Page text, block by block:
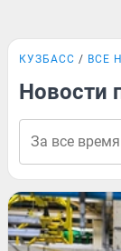
КУЗБАСС ВСЕ
Новости